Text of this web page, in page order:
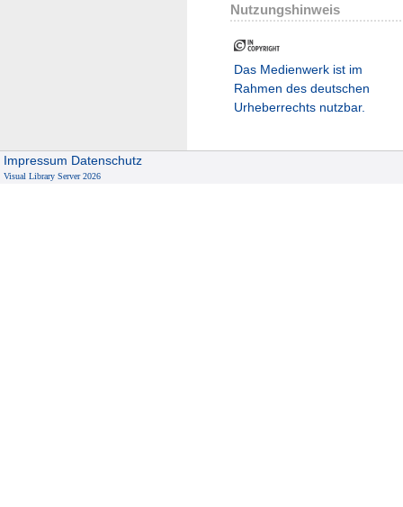
Nutzungshinweis
Das Medienwerk ist im
Rahmen des deutschen
Urheberrechts nutzbar.
Impressum Datenschutz
Visual Library Server 2026